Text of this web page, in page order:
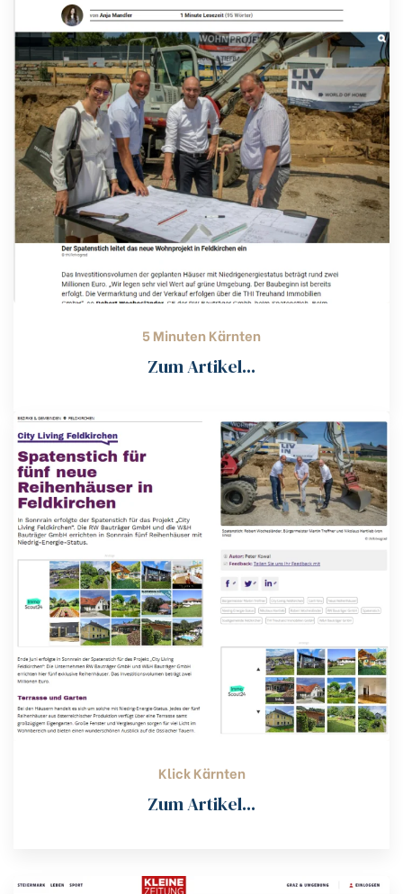
5 Minuten Kärnten
Zum Artikel...
Klick Kärnten
Zum Artikel...